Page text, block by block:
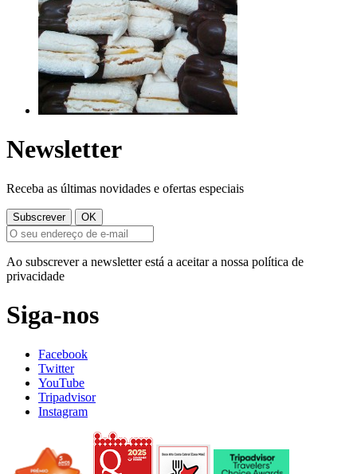
Newsletter
Receba as últimas novidades e ofertas especiais
Ao subscrever a newsletter está a aceitar a nossa política de
privacidade
Siga-nos
Facebook
Twitter
YouTube
Tripadvisor
Instagram